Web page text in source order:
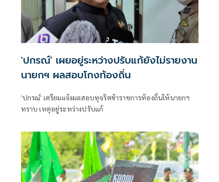
'ปกรณ์' เผยอยู่ระหว่างปรับแก้ยังไม่รายงาน
นายกฯ ผลสอบโกงท้องถิ่น
'ปกรณ์' เตรียมแจ้งผลสอบทุจริตข้าราชการท้องถิ่นให้นายกฯ
ทราบ เหตุอยู่ระหว่างปรับแก้